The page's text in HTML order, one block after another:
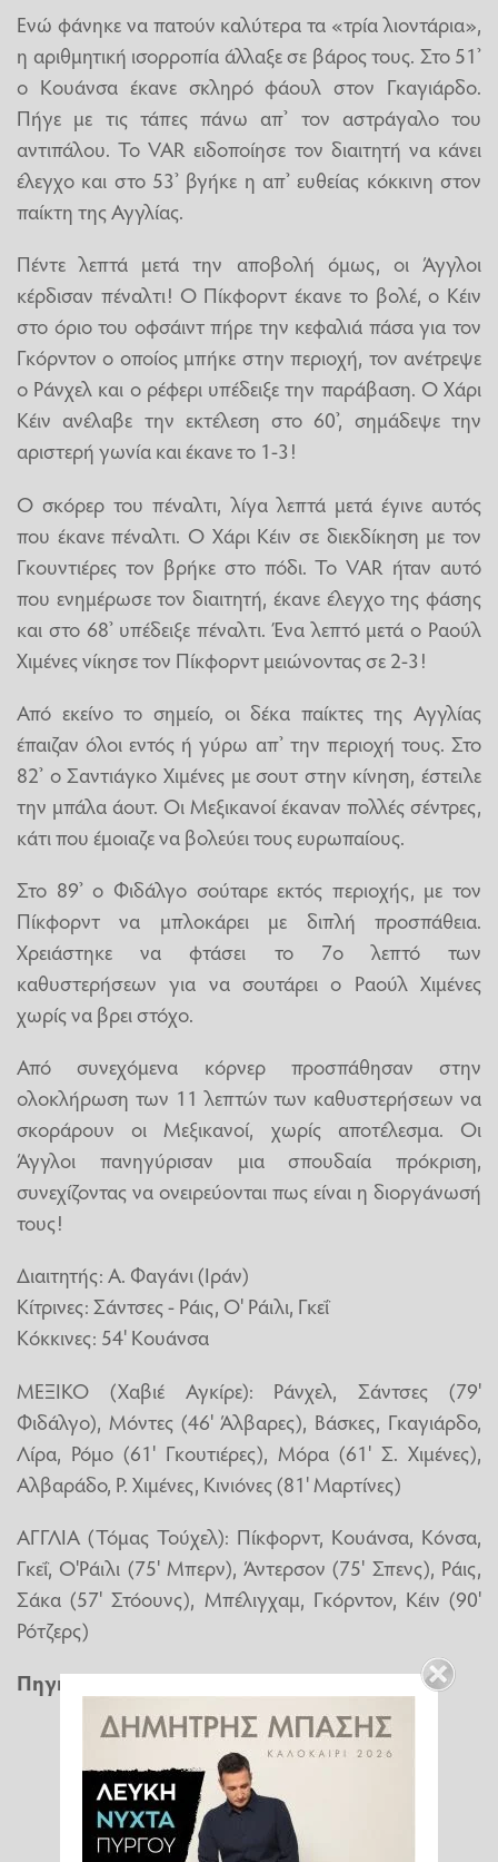
Ενώ φάνηκε να πατούν καλύτερα τα «τρία λιοντάρια»,
η αριθμητική ισορροπία άλλαξε σε βάρος τους. Στο 51’
ο Κουάνσα έκανε σκληρό φάουλ στον Γκαγιάρδο.
Πήγε με τις τάπες πάνω απ’ τον αστράγαλο του
αντιπάλου. Το VAR ειδοποίησε τον διαιτητή να κάνει
έλεγχο και στο 53’ βγήκε η απ’ ευθείας κόκκινη στον
παίκτη της Αγγλίας.
Πέντε λεπτά μετά την αποβολή όμως, οι Άγγλοι
κέρδισαν πέναλτι! Ο Πίκφορντ έκανε το βολέ, ο Κέιν
στο όριο του οφσάιντ πήρε την κεφαλιά πάσα για τον
Γκόρντον ο οποίος μπήκε στην περιοχή, τον ανέτρεψε
ο Ράνχελ και ο ρέφερι υπέδειξε την παράβαση. Ο Χάρι
Κέιν ανέλαβε την εκτέλεση στο 60’, σημάδεψε την
αριστερή γωνία και έκανε το 1-3!
O σκόρερ του πέναλτι, λίγα λεπτά μετά έγινε αυτός
που έκανε πέναλτι. Ο Χάρι Κέιν σε διεκδίκηση με τον
Γκουντιέρες τον βρήκε στο πόδι. Το VAR ήταν αυτό
που ενημέρωσε τον διαιτητή, έκανε έλεγχο της φάσης
και στο 68’ υπέδειξε πέναλτι. Ένα λεπτό μετά ο Ραούλ
Χιμένες νίκησε τον Πίκφορντ μειώνοντας σε 2-3!
Από εκείνο το σημείο, οι δέκα παίκτες της Αγγλίας
έπαιζαν όλοι εντός ή γύρω απ’ την περιοχή τους. Στο
82’ ο Σαντιάγκο Χιμένες με σουτ στην κίνηση, έστειλε
την μπάλα άουτ. Οι Μεξικανοί έκαναν πολλές σέντρες,
κάτι που έμοιαζε να βολεύει τους ευρωπαίους.
Στο 89’ ο Φιδάλγο σούταρε εκτός περιοχής, με τον
Πίκφορντ να μπλοκάρει με διπλή προσπάθεια.
Χρειάστηκε να φτάσει το 7ο λεπτό των
καθυστερήσεων για να σουτάρει ο Ραούλ Χιμένες
χωρίς να βρει στόχο.
Από συνεχόμενα κόρνερ προσπάθησαν στην
ολοκλήρωση των 11 λεπτών των καθυστερήσεων να
σκοράρουν οι Μεξικανοί, χωρίς αποτέλεσμα. Οι
Άγγλοι πανηγύρισαν μια σπουδαία πρόκριση,
συνεχίζοντας να ονειρεύονται πως είναι η διοργάνωσή
τους!
Διαιτητής: Α. Φαγάνι (Ιράν)
Κίτρινες: Σάντσες - Ράις, Ο' Ράιλι, Γκεΐ
Κόκκινες: 54' Κουάνσα
ΜΕΞΙΚΟ (Χαβιέ Αγκίρε): Ράνχελ, Σάντσες (79'
Φιδάλγο), Μόντες (46' Άλβαρες), Βάσκες, Γκαγιάρδο,
Λίρα, Ρόμο (61' Γκουτιέρες), Μόρα (61' Σ. Χιμένες),
Αλβαράδο, Ρ. Χιμένες, Κινιόνες (81' Μαρτίνες)
ΑΓΓΛΙΑ (Τόμας Τούχελ): Πίκφορντ, Κουάνσα, Κόνσα,
Γκεΐ, Ο'Ράιλι (75' Μπερν), Άντερσον (75' Σπενς), Ράις,
Σάκα (57' Στόουνς), Μπέλιγχαμ, Γκόρντον, Κέιν (90'
Ρότζερς)
Πηγή:cnn.gr